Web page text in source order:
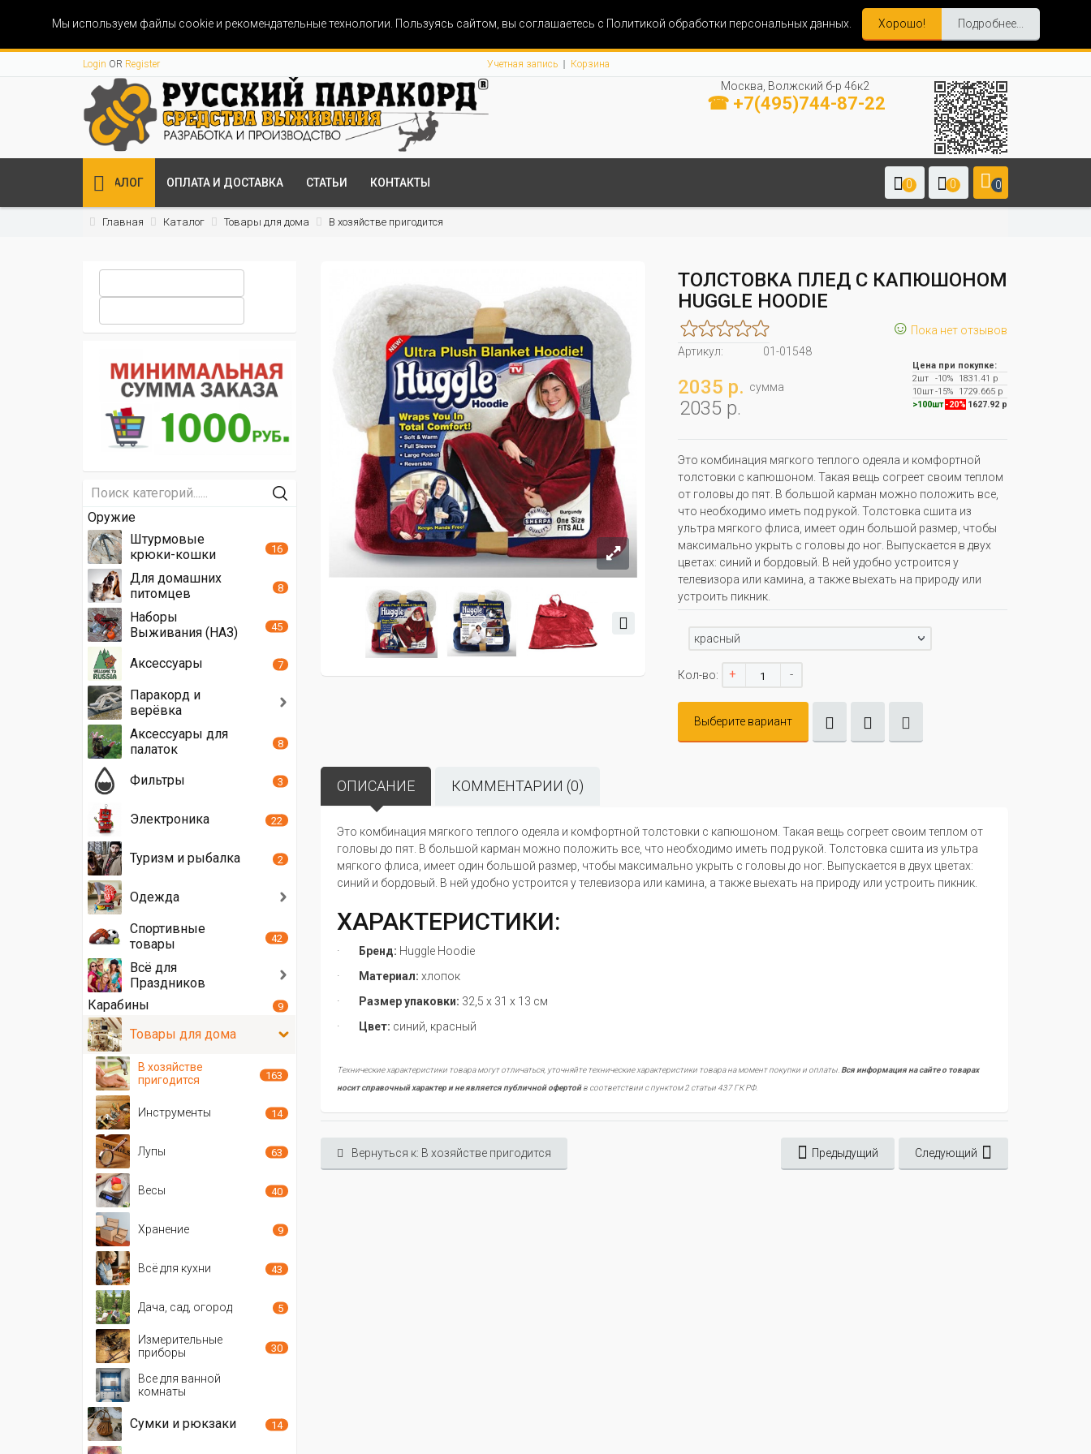
Мы используем файлы cookie и рекомендательные технологии. Пользуясь сайтом, вы соглашаетесь с Политикой обработки персональных данных. Хорошо! Подробнее...
Login OR Register Учетная запись Корзина
Москва, Волжский б-р 46к2
☎ +7(495)744-87-22
КАТАЛОГ ОПЛАТА И ДОСТАВКА СТАТЬИ КОНТАКТЫ 0 0 0
Главная Каталог Товары для дома В хозяйстве пригодится
ТОЛСТОВКА ПЛЕД С КАПЮШОНОМ
HUGGLE HOODIE
☺ Пока нет отзывов
Артикул:
01-01548
2035 р. сумма
2035 р.
Цена при покупке:
2шт
-10% 1831.41 р
10шт-15% 1729.665 р
>100шт -20% 1627.92 р
Это комбинация мягкого теплого одеяла и комфортной
толстовки с капюшоном. Такая вещь согреет своим теплом
от головы до пят. В большой карман можно положить все,
что необходимо иметь под рукой. Толстовка сшита из
ультра мягкого флиса, имеет один большой размер, чтобы
максимально укрыть с головы до ног. Выпускается в двух
цветах: синий и бордовый. В ней удобно устроится у
телевизора или камина, а также выехать на природу или
устроить пикник.
красный
Кол-во: + -
Выберите вариант
ОПИСАНИЕ КОММЕНТАРИИ (0)
Это комбинация мягкого теплого одеяла и комфортной толстовки с капюшоном. Такая вещь согреет своим теплом от
головы до пят. В большой карман можно положить все, что необходимо иметь под рукой. Толстовка сшита из ультра
мягкого флиса, имеет один большой размер, чтобы максимально укрыть с головы до ног. Выпускается в двух цветах:
синий и бордовый. В ней удобно устроится у телевизора или камина, а также выехать на природу или устроить пикник.
ХАРАКТЕРИСТИКИ:
· Бренд: Huggle Hoodie
·
Материал: хлопок
·
Размер упаковки: 32,5 х 31 х 13 см
·
Цвет: синий, красный
Технические характеристики товара могут отличаться, уточняйте технические характеристики товара на момент покупки и оплаты. Вся информация на сайте о товарах
носит справочный характер и не является публичной офертойв соответствии с пунктом 2 статьи 437 ГК РФ.
Вернуться к: В хозяйстве пригодится Предыдущий Следующий
Оружие
Штурмовые
крюки-кошки
16
Для домашних
питомцев
8
Наборы
Выживания (НАЗ)
45
Аксессуары 7
Паракорд и
верёвка
Аксессуары для
палаток
8
Фильтры 3
Электроника 22
Туризм и рыбалка 2
Одежда
Спортивные
товары
42
Всё для
Праздников
Карабины
9
Товары для дома
В хозяйстве
пригодится
163
Инструменты 14
Лупы 63
Весы 40
Хранение 9
Всё для кухни 43
Дача, сад, огород 5
Измерительные
приборы
30
Все для ванной
комнаты
Сумки и рюкзаки 14